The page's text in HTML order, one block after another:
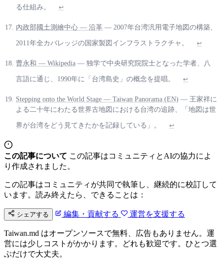
る仕組み。 ↩
內政部國土測繪中心 — 沿革 — 2007年台湾汎用電子地図の構築、
2011年全カバレッジの国家製図インフラストラクチャ。 ↩
曹永和 — Wikipedia — 独学で中央研究院院士となった学者、八
言語に通じ、1990年に「台湾島史」の概念を提唱。 ↩
Stepping onto the World Stage — Taiwan Panorama (EN) — 王家祥に
よる二十年にわたる世界古地図における台湾の追跡、「地図は世
界が台湾をどう見てきたかを記録している」。 ↩
この記事について この記事はコミュニティとAIの協力によ
り作成されました。
この記事はコミュニティが共同で執筆し、継続的に校訂して
います。読み終えたら、できることは：
シェアする 編集・貢献する 運営を支援する
Taiwan.md はオープンソースで無料、広告もありません。運
営には少しコストがかかります。どれも歓迎です。ひとつ選
ぶだけで大丈夫。